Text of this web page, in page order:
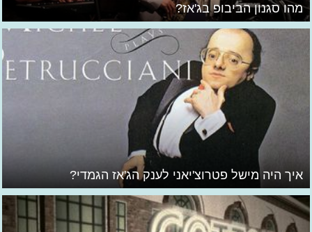
מהו סגנון הביבופ בג'אז?
איך היה מישל פטרוצ'יאני לענק הג'אז הגמדי?